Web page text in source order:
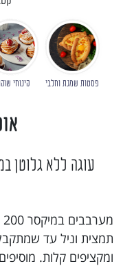
פסטות שמנת וחלבי קינוחי
עוגה ללא גלוטן